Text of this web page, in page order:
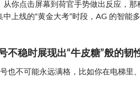
从你点击屏幕到荷官手势做出反应，
上线的“黄金大考”时段，AG 的智能
不稳时展现出“牛皮糖”般的韧
也不可能永远满格，比如你在电梯里